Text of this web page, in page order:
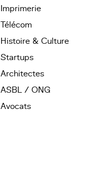
Imprimerie
Télécom
Histoire & Culture
Startups
Architectes
ASBL / ONG
Avocats